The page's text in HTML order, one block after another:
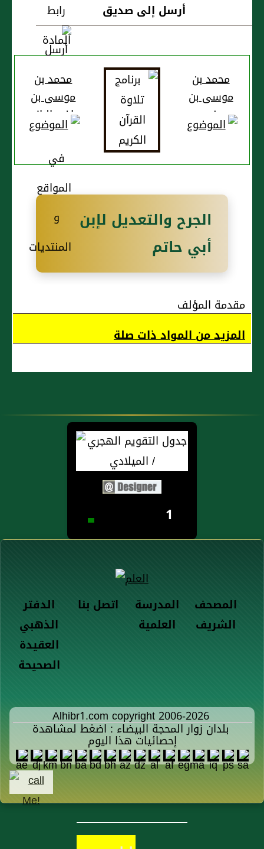
أرسل إلى صديق
محمد بن
موسى بن
بزيع
الشَيباني
عَبد الله،
محمد بن
موسى بن
واضح الرازي
الجرح والتعديل لإبن
أبي حاتم
مقدمة المؤلف
المزيد من المواد ذات صلة
1
الدفتر
الذهبي
اتصل بنا
المدرسة
العلمية
المصحف
الشريف
العقيدة
الصحيحة
Alhibr1.com copyright 2006-2026
بلدان زوار المحجة البيضاء : اضغط لمشاهدة
إحصائيات هذا اليوم